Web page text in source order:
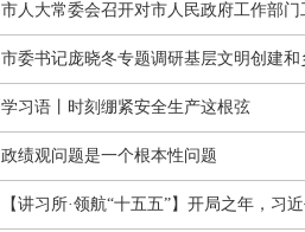
市人大常委会召开对市人民政府工作部门
市委书记庞晓冬专题调研基层文明创建
学习语丨时刻绷紧安全生产这根弦
政绩观问题是一个根本性问题
【讲习所·领航“十五五”】开局之年，习